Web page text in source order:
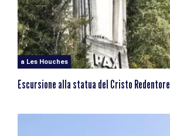
a Les Houches
Escursione alla statua del Cristo Redentore